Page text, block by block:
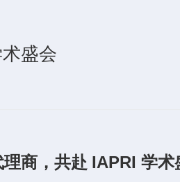
盛会
商，共赴 IAPRI学术